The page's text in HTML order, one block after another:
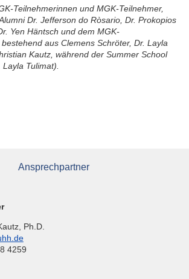
Teilnehmerinnen und MGK-Teilnehmer,
Dr. Jefferson do Ròsario, Dr. Prokopios
Yen Häntsch und dem MGK-
aus Clemens Schröter, Dr. Layla
Kautz, während der Summer School
Tulimat).
Ansprechpartner
Ph.D.
4259